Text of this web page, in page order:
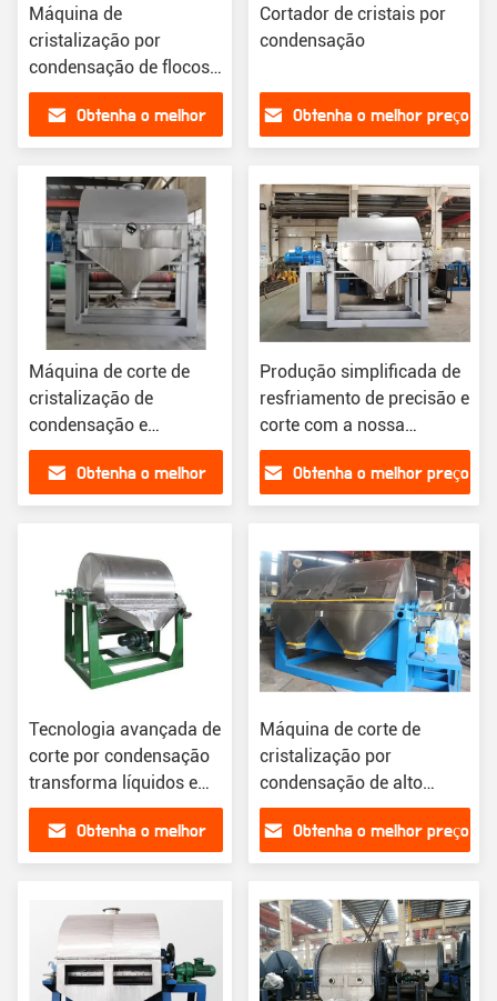
Máquina de
cristalização por
condensação de flocos
para anidrido maleico
orgânicoObtenha o melhor
Cortador de cristais por
condensação
Obtenha o melhor preço
Máquina de corte de
cristalização de
condensação e
solidificação eficiente
para processamento
industrial
Obtenha o melhor
Produção simplificada de
resfriamento de precisão e
corte com a nossa
máquina de cristalização
de condensação
Obtenha o melhor preço
Tecnologia avançada de
corte por condensação
transforma líquidos em
sólidos
Obtenha o melhor
Máquina de corte de
cristalização por
condensação de alto
desempenho
Obtenha o melhor preço